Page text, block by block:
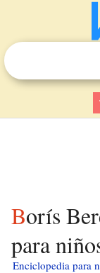
Borís Berezovski (empresario)
para
Enciclopedia para